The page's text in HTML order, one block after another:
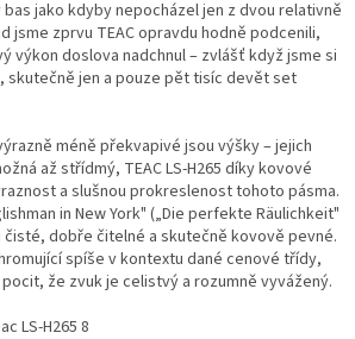
jako kdyby nepocházel jen z dvou relativně
jsme zprvu TEAC opravdu hodně podcenili,
výkon doslova nadchnul – zvlášť když jsme si
skutečně jen a pouze pět tisíc devět set
méně překvapivé jsou výšky – jejich
až střídmý, TEAC LS-H265 díky kovové
a slušnou prokreslenost tohoto pásma.
in New York" („Die perfekte Räulichkeit"
čisté, dobře čitelné a skutečně kovově pevné.
spíše v kontextu dané cenové třídy,
že zvuk je celistvý a rozumně vyvážený.